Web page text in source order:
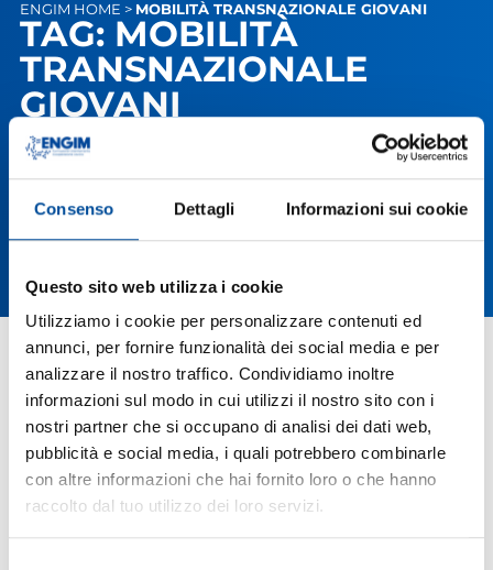
Consenso Dettagli Informazioni sui cookie
Questo sito web utilizza i cookie
Utilizziamo i cookie per personalizzare contenuti ed
annunci, per fornire funzionalità dei social media e per
analizzare il nostro traffico. Condividiamo inoltre
informazioni sul modo in cui utilizzi il nostro sito con i
nostri partner che si occupano di analisi dei dati web,
pubblicità e social media, i quali potrebbero combinarle
con altre informazioni che hai fornito loro o che hanno
raccolto dal tuo utilizzo dei loro servizi.
ENGIM HOME > MOBILITÀ TRANSNAZIONALE GIOVANI
TAG: MOBILITÀ
TRANSNAZIONALE
GIOVANI